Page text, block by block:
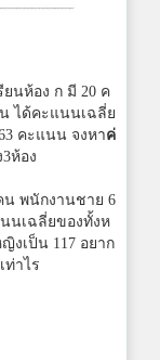
ยนห้อง ก มี 20 ค
ได้คะแนนเฉลี่ย
คะแนน จงหาค่
ห้อง
น พนักงานชาย 6
นเฉลี่ยของทั้งห
งเป็น 117 อยาก
าไร